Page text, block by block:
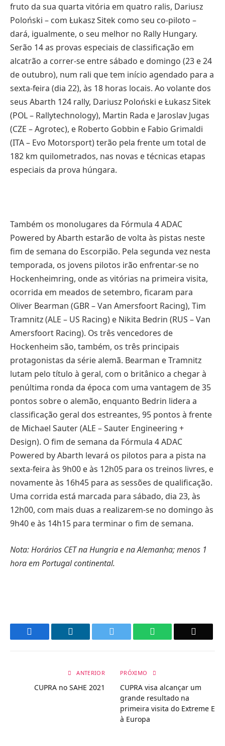
fruto da sua quarta vitória em quatro ralis, Dariusz
Poloński – com Łukasz Sitek como seu co-piloto –
dará, igualmente, o seu melhor no Rally Hungary.
Serão 14 as provas especiais de classificação em
alcatrão a correr-se entre sábado e domingo (23 e 24
de outubro), num rali que tem início agendado para a
sexta-feira (dia 22), às 18 horas locais. Ao volante dos
seus Abarth 124 rally, Dariusz Poloński e Łukasz Sitek
(POL – Rallytechnology), Martin Rada e Jaroslav Jugas
(CZE – Agrotec), e Roberto Gobbin e Fabio Grimaldi
(ITA – Evo Motorsport) terão pela frente um total de
182 km quilometrados, nas novas e técnicas etapas
especiais da prova húngara.
Também os monolugares da Fórmula 4 ADAC
Powered by Abarth estarão de volta às pistas neste
fim de semana do Escorpião. Pela segunda vez nesta
temporada, os jovens pilotos irão enfrentar-se no
Hockenheimring, onde as vitórias na primeira visita,
ocorrida em meados de setembro, ficaram para
Oliver Bearman (GBR – Van Amersfoort Racing), Tim
Tramnitz (ALE – US Racing) e Nikita Bedrin (RUS – Van
Amersfoort Racing). Os três vencedores de
Hockenheim são, também, os três principais
protagonistas da série alemã. Bearman e Tramnitz
lutam pelo título à geral, com o britânico a chegar à
penúltima ronda da época com uma vantagem de 35
pontos sobre o alemão, enquanto Bedrin lidera a
classificação geral dos estreantes, 95 pontos à frente
de Michael Sauter (ALE – Sauter Engineering +
Design). O fim de semana da Fórmula 4 ADAC
Powered by Abarth levará os pilotos para a pista na
sexta-feira às 9h00 e às 12h05 para os treinos livres, e
novamente às 16h45 para as sessões de qualificação.
Uma corrida está marcada para sábado, dia 23, às
12h00, com mais duas a realizarem-se no domingo às
9h40 e às 14h15 para terminar o fim de semana.
Nota: Horários CET na Hungria e na Alemanha; menos 1
hora em Portugal continental.
WhatsApp
ANTERIOR
CUPRA no SAHE 2021
PRÓXIMO
CUPRA visa alcançar um
grande resultado na
primeira visita do Extreme E
à Europa